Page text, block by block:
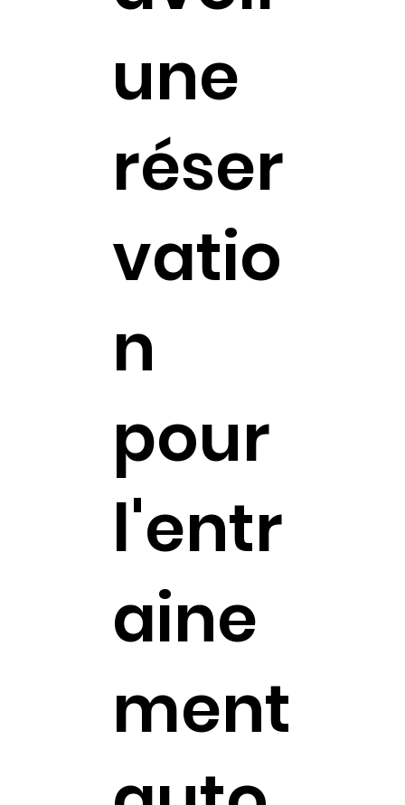
une
réser
vatio
n
pour
l'entr
aine
ment